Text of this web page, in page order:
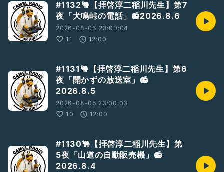
#1132🐫【拝啓淳二稲川先生】第7
夜「犬鳴峠の電話」📻2026.8.6
2026-08-06 23:00:04
11
12:00
#1131🐫【拝啓淳二稲川先生】第6
夜「開かずの放送室」📻
2026.8.5
2026-08-05 23:00:03
10
12:00
#1130🐫【拝啓淳二稲川先生】第
5夜「山道の自動販売機」📻
2026.8.4